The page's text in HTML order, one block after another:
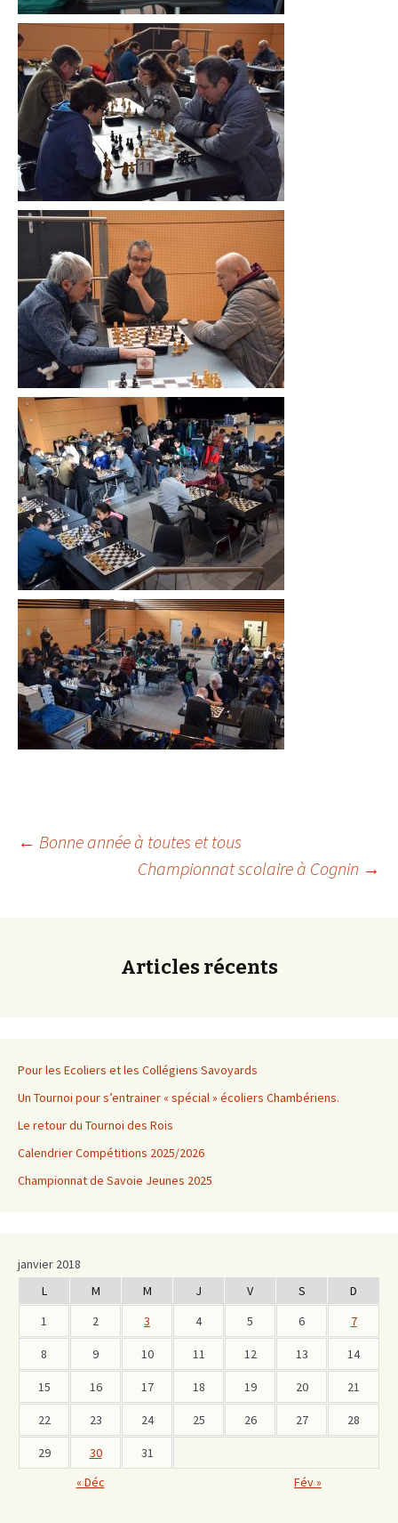
Navigation
articles
← Bonne année à toutes et tous
Championnat scolaire à Cognin →
Articles récents
Pour les Ecoliers et les Collégiens Savoyards
Un Tournoi pour s’entrainer « spécial » écoliers Chambériens.
Le retour du Tournoi des Rois
Calendrier Compétitions 2025/2026
Championnat de Savoie Jeunes 2025
janvier 2018
L
M M J V S
D
1
2 3 4 5 6 7
8 9 10 11 12 13 14
15 16 17 18 19 20 21
22 23 24 25 26 27 28
29 30
31
« Déc
Fév »